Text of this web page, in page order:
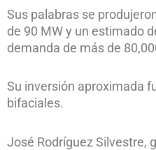
Sus palabras se
de 90 MW y un estimado
demanda de más de
Su inversión aproximada
bifaciales.
José Rodríguez Silvestre,